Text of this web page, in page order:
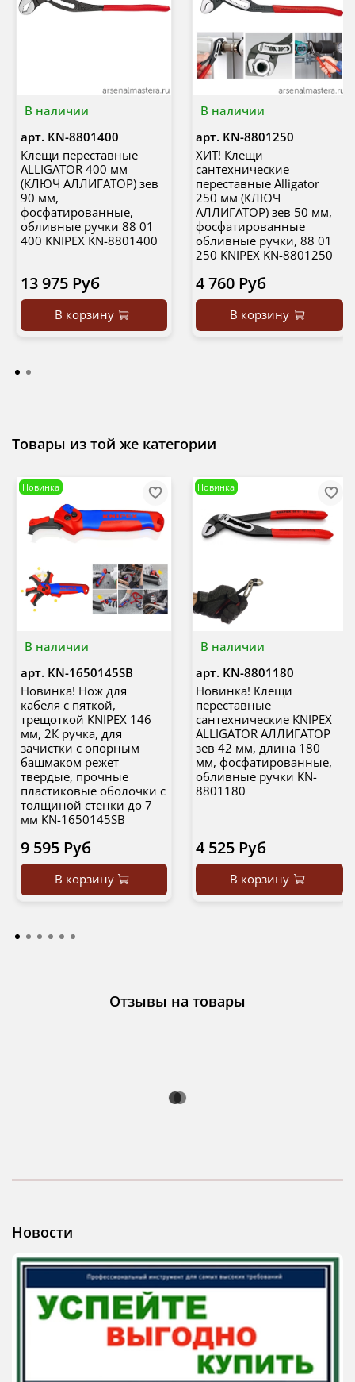
В наличии
арт. KN-8801400
Клещи переставные
ALLIGATOR 400 мм
(КЛЮЧ АЛЛИГАТОР) зев
90 мм,
фосфатированные,
обливные ручки 88 01
400 KNIPEX KN-8801400
13 975 Руб
В корзину
В наличии
арт. KN-8801250
ХИТ! Клещи
сантехнические
переставные Alligator
250 мм (КЛЮЧ
АЛЛИГАТОР) зев 50 мм,
фосфатированные
обливные ручки, 88 01
250 KNIPEX KN-8801250
4 760 Руб
В корзину
Товары из той же категории
В наличии
Новинка
арт. KN-1650145SB
Новинка! Нож для
кабеля с пяткой,
трещоткой KNIPEX 146
мм, 2К ручка, для
зачистки c опорным
башмаком режет
твердые, прочные
пластиковые оболочки с
толщиной стенки до 7
мм KN-1650145SB
9 595 Руб
В корзину
В наличии
Новинка
арт. KN-8801180
Новинка! Клещи
переставные
сантехнические KNIPEX
ALLIGATOR АЛЛИГАТОР
зев 42 мм, длина 180
мм, фосфатированные,
обливные ручки KN-
8801180
4 525 Руб
В корзину
Отзывы на товары
Новости